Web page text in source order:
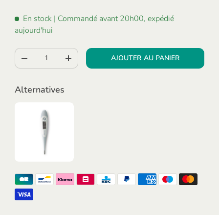
En stock | Commandé avant 20h00, expédié
aujourd'hui
Qté
-
+ AJOUTER AU PANIER
Alternatives